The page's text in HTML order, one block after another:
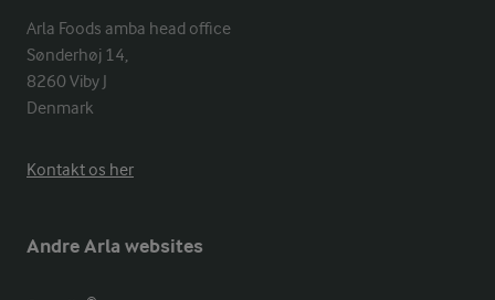
Arla Foods amba head office
Sønderhøj 14,
8260 Viby J
Denmark
Kontakt os her
Andre Arla websites